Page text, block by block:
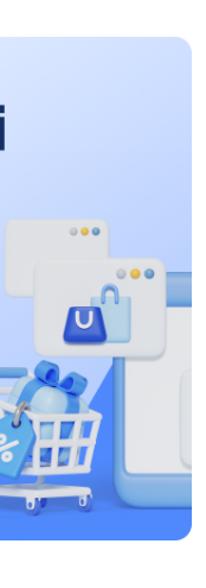
облысында
күшті
мүмкін